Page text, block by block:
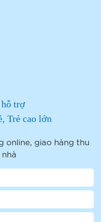
trợ
Trẻ cao lớn
online, giao hàng thu